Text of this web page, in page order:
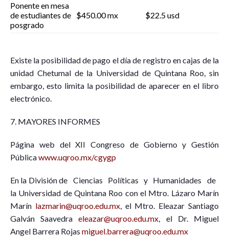
Ponente en mesa
de estudiantes de
posgrado
$450.00 mx $22.5 usd
Existe la posibilidad de pago el día de registro en cajas de la
unidad Chetumal de la Universidad de Quintana Roo, sin
embargo, esto limita la posibilidad de aparecer en el libro
electrónico.
7. MAYORES INFORMES
Página web del XII Congreso de Gobierno y Gestión
Públicawww.uqroo.mx/cgygp
En la División de Ciencias Políticas y Humanidades de
la Universidad de Quintana Roo con el Mtro. Lázaro Marín
Marín lazmarin@uqroo.edu.mx, el Mtro. Eleazar Santiago
Galván Saavedraeleazar@uqroo.edu.mx, el Dr. Miguel
Angel Barrera Rojas miguel.barrera@uqroo.edu.mx